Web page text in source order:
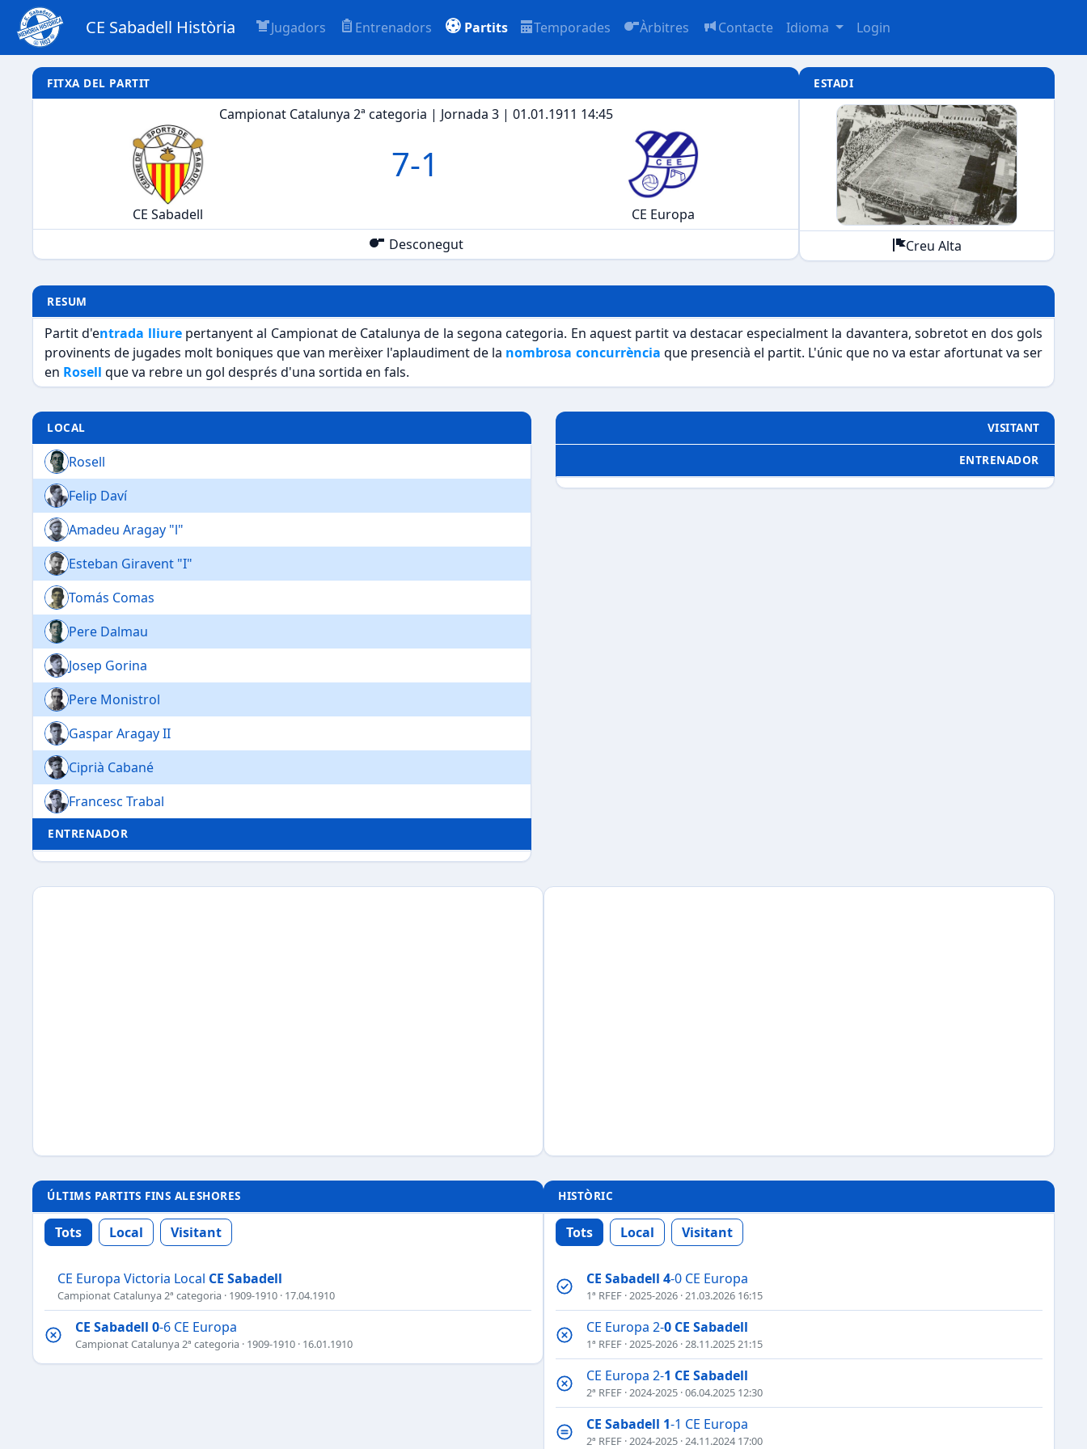
CE Sabadell Història Jugadors Entrenadors Partits Temporades Àrbitres Contacte Idioma Login
FITXA DEL PARTIT
Campionat Catalunya 2ª categoria | Jornada 3 | 01.01.1911 14:45
CE Sabadell
7-1
CE Europa
Desconegut
ESTADI
Creu Alta
RESUM
Partit d'entrada lliurepertanyent al Campionat de Catalunya de la segona categoria. En aquest partit va destacar especialment la davantera, sobretot en dos gols
provinents de jugades molt boniques que van merèixer l'aplaudiment de la nombrosa concurrència que presencià el partit. L'únic que no va estar afortunat va ser
en Rosell que va rebre un gol després d'una sortida en fals.
LOCAL
Rosell
Felip Daví
Amadeu Aragay "l"
Esteban Giravent "I"
Tomás Comas
Pere Dalmau
Josep Gorina
Pere Monistrol
Gaspar Aragay II
Ciprià Cabané
Francesc Trabal
ENTRENADOR
VISITANT
ENTRENADOR
ÚLTIMS PARTITS FINS ALESHORES
Tots Local Visitant
CE Europa Victoria Local CE Sabadell
Campionat Catalunya 2ª categoria · 1909-1910 · 17.04.1910
CE Sabadell 0-6 CE Europa
Campionat Catalunya 2ª categoria · 1909-1910 · 16.01.1910
HISTÒRIC
Tots Local Visitant
CE Sabadell 4-0 CE Europa
1ª RFEF ·2025-2026 · 21.03.2026 16:15
CE Europa 2-0 CE Sabadell
1ª RFEF ·2025-2026 · 28.11.2025 21:15
CE Europa 2-1 CE Sabadell
2ª RFEF ·2024-2025 · 06.04.2025 12:30
CE Sabadell 1-1 CE Europa
2ª RFEF ·2024-2025 · 24.11.2024 17:00